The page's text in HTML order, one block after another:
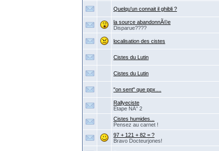
Quelqu'un connait il ghibli ?
la source abandonnÃ©e
Disparue????
localisation des cistes
Cistes du Lutin
Cistes du Lutin
"on sent" que ppx....
Rallyeciste
Etape NÂ° 2
Cistes humides...
Pensez au carnet !
97 + 121 + 82 = ?
Bravo Docteurjones!